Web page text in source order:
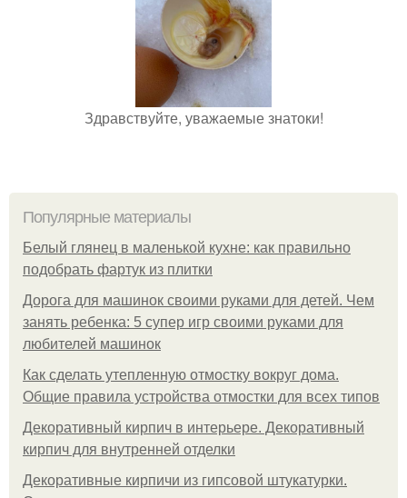
Здравствуйте, уважаемые знатоки!
Популярные материалы
Белый глянец в маленькой кухне: как правильно
подобрать фартук из плитки
Дорога для машинок своими руками для детей. Чем
занять ребенка: 5 супер игр своими руками для
любителей машинок
Как сделать утепленную отмостку вокруг дома.
Общие правила устройства отмостки для всех типов
Декоративный кирпич в интерьере. Декоративный
кирпич для внутренней отделки
Декоративные кирпичи из гипсовой штукатурки.